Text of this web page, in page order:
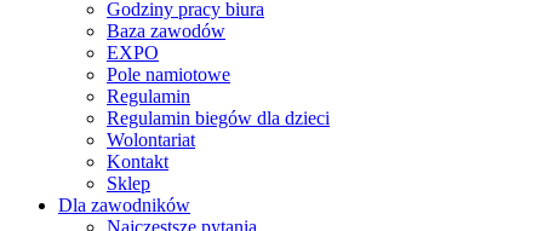
Godziny pracy biura
Baza zawodów
EXPO
Pole namiotowe
Regulamin
Regulamin biegów dla dzieci
Wolontariat
Kontakt
Sklep
Dla zawodników